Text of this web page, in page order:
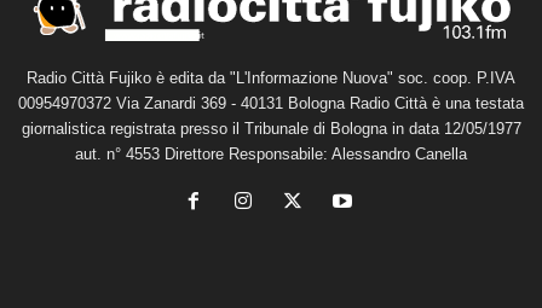
Radio Città Fujiko è edita da "L'Informazione Nuova" soc. coop. P.IVA
00954970372 Via Zanardi 369 - 40131 Bologna Radio Città è una testata
giornalistica registrata presso il Tribunale di Bologna in data 12/05/1977
aut. n° 4553 Direttore Responsabile: Alessandro Canella